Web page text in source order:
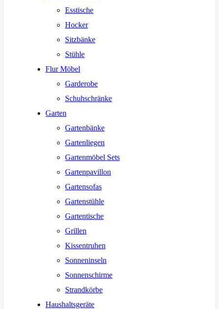
Esstische
Hocker
Sitzbänke
Stühle
Flur Möbel
Garderobe
Schuhschränke
Garten
Gartenbänke
Gartenliegen
Gartenmöbel Sets
Gartenpavillon
Gartensofas
Gartenstühle
Gartentische
Grillen
Kissentruhen
Sonneninseln
Sonnenschirme
Strandkörbe
Haushaltsgeräte